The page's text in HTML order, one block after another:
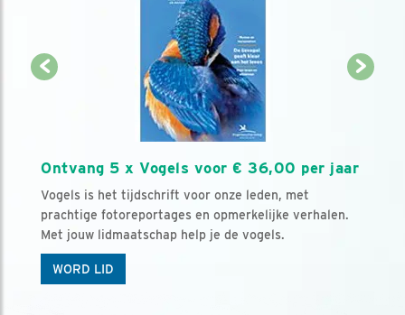
Ontvang 5 x Vogels voor € 36,00 per jaar
Vogels is het tijdschrift voor onze leden, met
prachtige fotoreportages en opmerkelijke verhalen.
Met jouw lidmaatschap help je de vogels.
WORD LID